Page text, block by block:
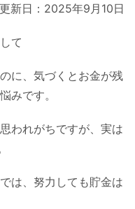
更新日：2025年9月10日
て
に、気づくとお金が残
みです。
われがちですが、実は
は、努力しても貯金は